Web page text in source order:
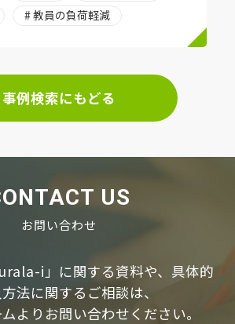
# 教員の負荷軽減
事例検索にもどる
US
お問い合わせ
i」に関する資料や、具体的
法に関するご相談は、
よりお問い合わせください。